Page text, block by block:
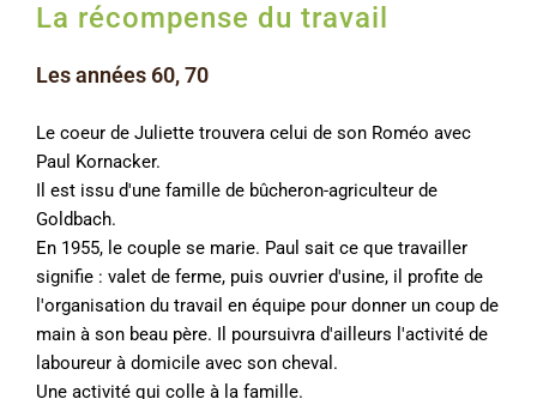
La récompense du travail
Les années 60, 70
Le coeur de Juliette trouvera celui de son Roméo avec
Paul Kornacker.
Il est issu d'une famille de bûcheron-agriculteur de
Goldbach.
En 1955, le couple se marie. Paul sait ce que travailler
signifie : valet de ferme, puis ouvrier d'usine, il profite de
l'organisation du travail en équipe pour donner un coup de
main à son beau père. Il poursuivra d'ailleurs l'activité de
laboureur à domicile avec son cheval.
Une activité qui colle à la famille.